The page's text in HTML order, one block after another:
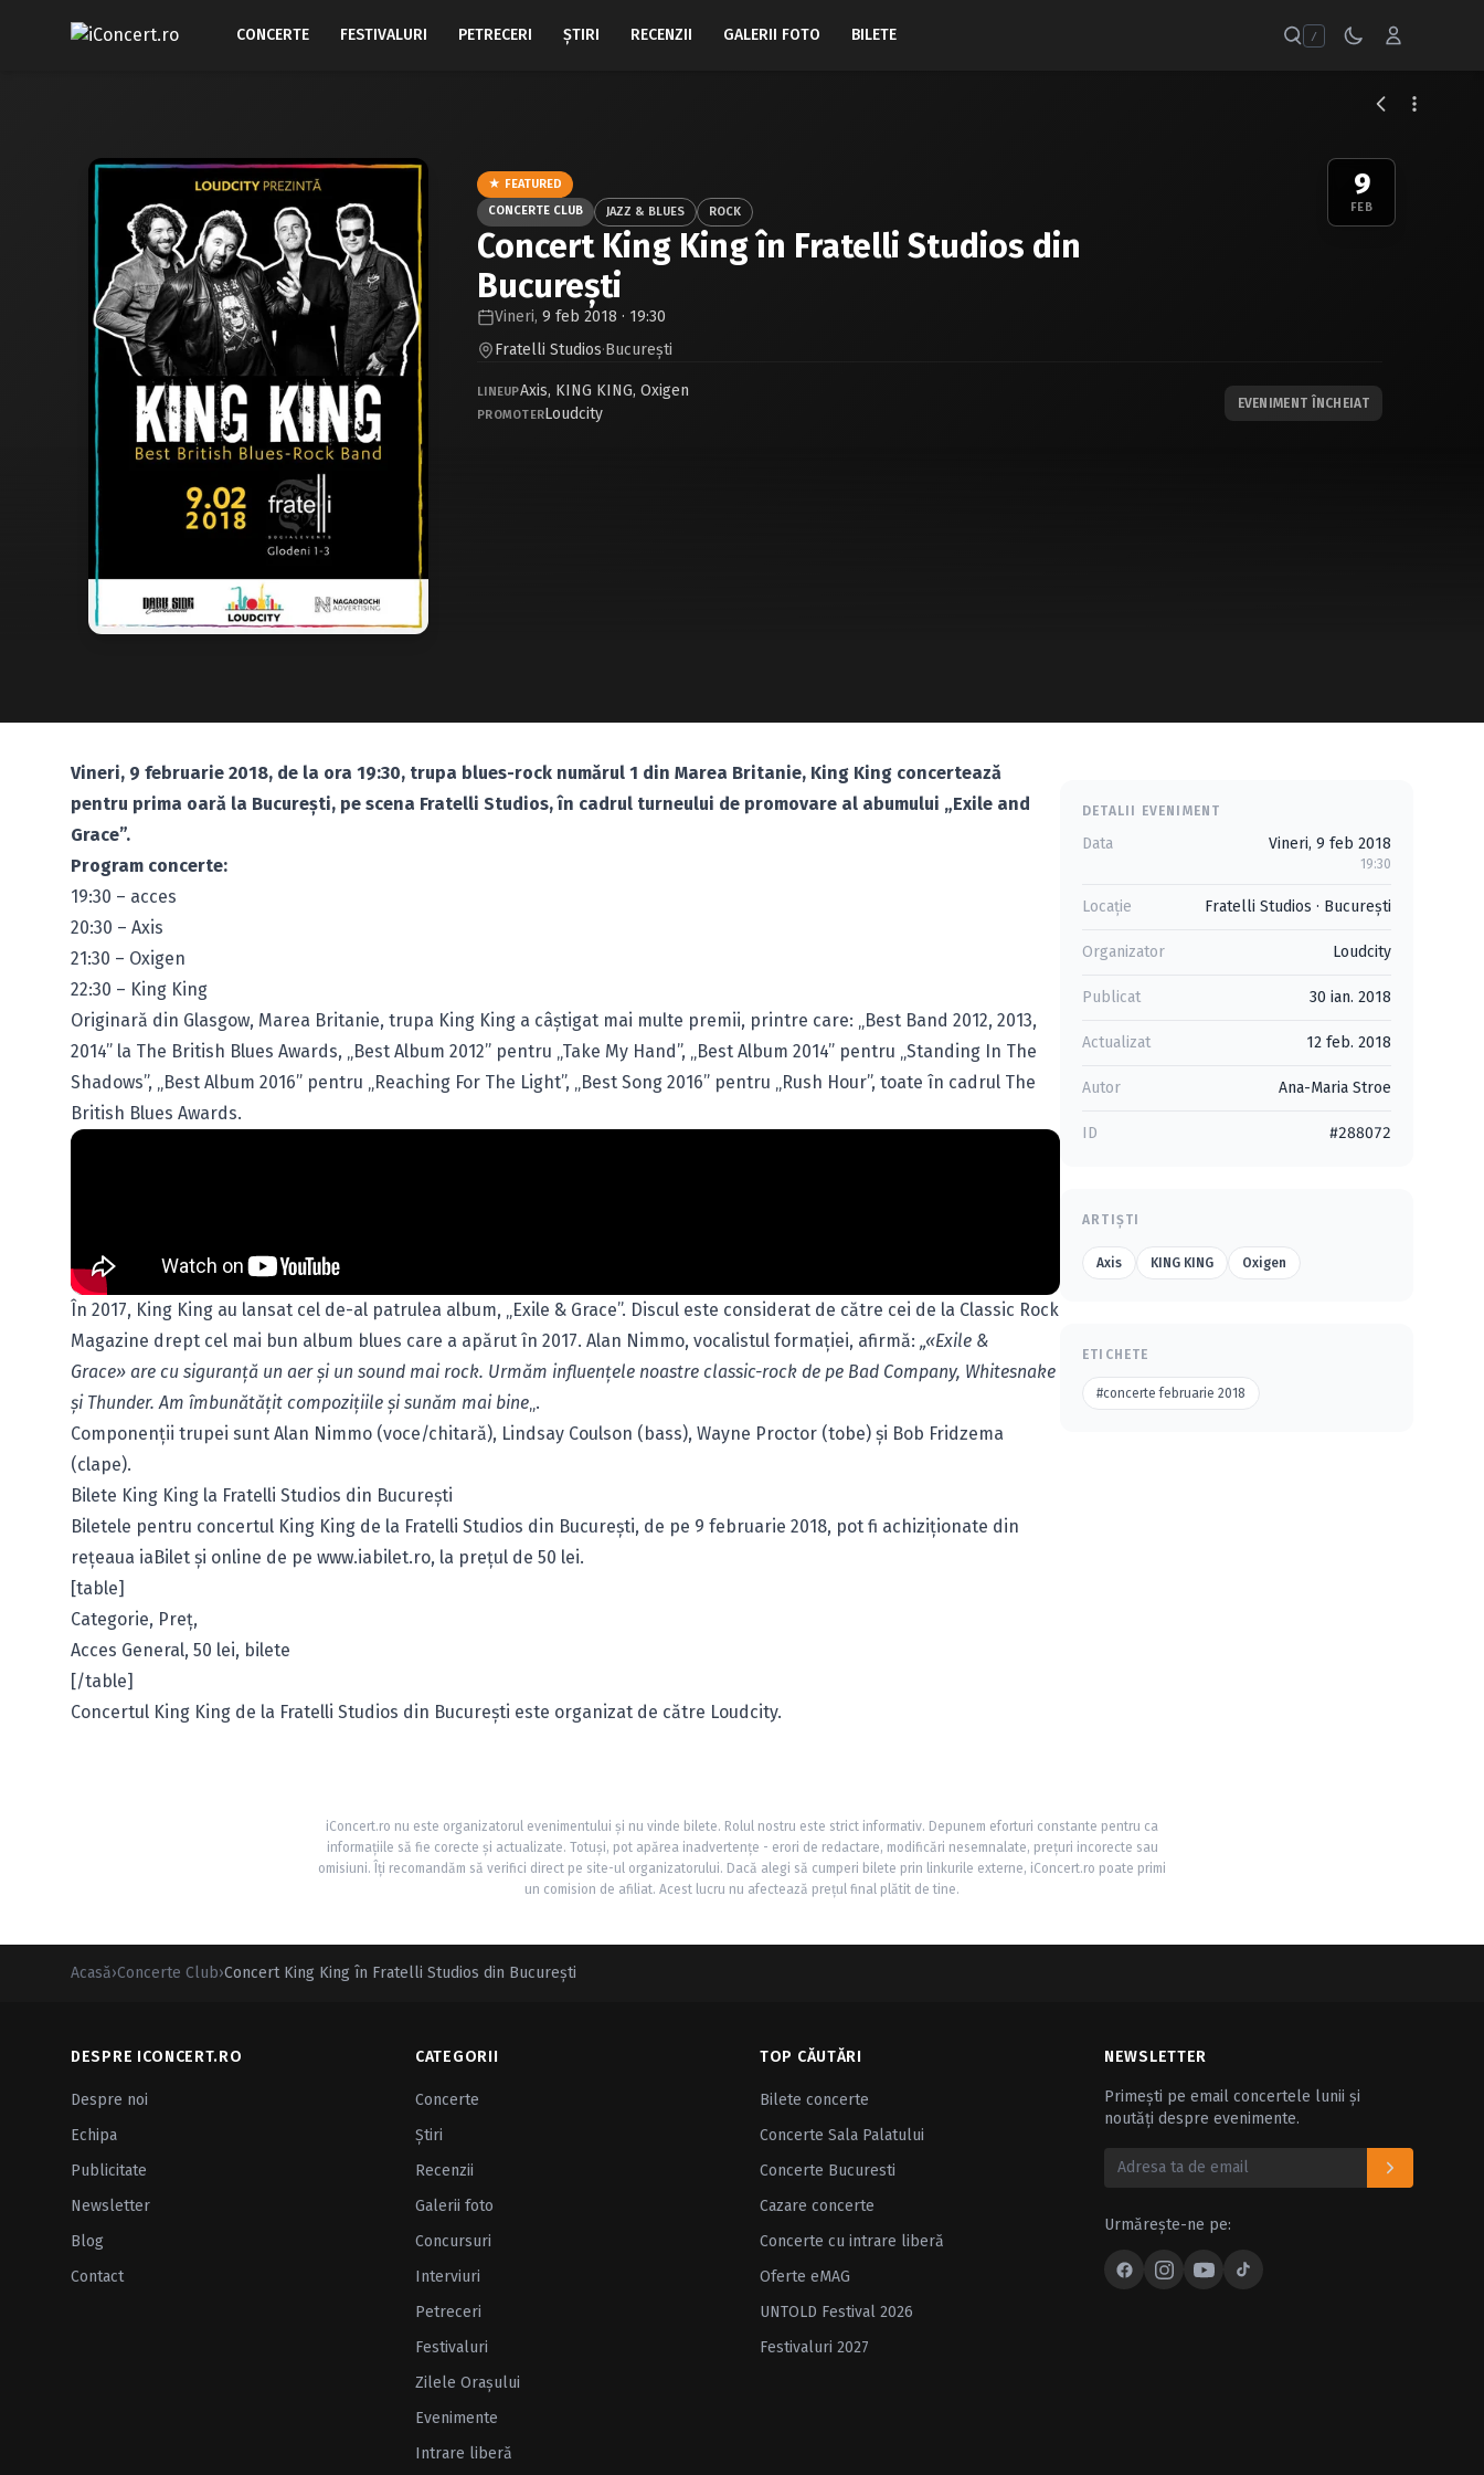
CONCERTE FESTIVALURI PETRECERI ŞTIRI RECENZII GALERII FOTO BILETE /
9
FEB
★ FEATURED
CONCERTE CLUB
JAZZ & BLUES ROCK
Concert King King în Fratelli Studios din
Bucureşti
Vineri, 9 feb 2018 · 19:30
Fratelli Studios·Bucureşti
LINEUPAxis, KING KING, Oxigen
PROMOTERLoudcity
EVENIMENT ÎNCHEIAT
Vineri, 9 februarie 2018, de la ora 19:30, trupa blues-rock numărul 1 din Marea Britanie, King King concertează
pentru prima oară la Bucureşti, pe scena Fratelli Studios, în cadrul turneului de promovare al abumului „Exile and
Grace”.
Program concerte:
19:30 – acces
20:30 – Axis
21:30 – Oxigen
22:30 – King King
Originară din Glasgow, Marea Britanie, trupa King King a câştigat mai multe premii, printre care: „Best Band 2012, 2013,
2014” la The British Blues Awards, „Best Album 2012” pentru „Take My Hand”, „Best Album 2014” pentru „Standing In The
Shadows”, „Best Album 2016” pentru „Reaching For The Light”, „Best Song 2016” pentru „Rush Hour”, toate în cadrul The
British Blues Awards.
În 2017, King King au lansat cel de-al patrulea album, „Exile & Grace”. Discul este considerat de către cei de la Classic Rock
Magazine drept cel mai bun album blues care a apărut în 2017. Alan Nimmo, vocalistul formaţiei, afirmă: „«Exile &
Grace» are cu siguranţă un aer şi un sound mai rock. Urmăm influenţele noastre classic-rock de pe Bad Company, Whitesnake
și Thunder. Am îmbunătăţit compoziţiile şi sunăm mai bine„.
Componenţii trupei sunt Alan Nimmo (voce/chitară), Lindsay Coulson (bass), Wayne Proctor (tobe) şi Bob Fridzema
(clape).
Bilete King King la Fratelli Studios din Bucureşti
Biletele pentru concertul King King de la Fratelli Studios din Bucureşti, de pe 9 februarie 2018, pot fi achiziţionate din
reţeaua iaBilet şi online de pe www.iabilet.ro, la preţul de 50 lei.
[table]
Categorie, Preţ,
Acces General, 50 lei, bilete
[/table]
Concertul King King de la Fratelli Studios din Bucureşti este organizat de către Loudcity.
DETALII EVENIMENT
Data Vineri, 9 feb 2018
19:30
Locație Fratelli Studios · Bucureşti
Organizator Loudcity
Publicat 30 ian. 2018
Actualizat 12 feb. 2018
Autor Ana-Maria Stroe
ID #288072
ARTIȘTI
Axis KING KING Oxigen
ETICHETE
#concerte februarie 2018
iConcert.ro nu este organizatorul evenimentului și nu vinde bilete. Rolul nostru este strict informativ. Depunem eforturi constante pentru ca
informațiile să fie corecte și actualizate. Totuși, pot apărea inadvertențe - erori de redactare, modificări nesemnalate, prețuri incorecte sau
omisiuni. Îți recomandăm să verifici direct pe site-ul organizatorului. Dacă alegi să cumperi bilete prin linkurile externe, iConcert.ro poate primi
un comision de afiliat. Acest lucru nu afectează prețul final plătit de tine.
Acasă›Concerte Club›Concert King King în Fratelli Studios din Bucureşti
DESPRE ICONCERT.RO
Despre noi
Echipa
Publicitate
Newsletter
Blog
Contact
CATEGORII
Concerte
Ştiri
Recenzii
Galerii foto
Concursuri
Interviuri
Petreceri
Festivaluri
Zilele Oraşului
Evenimente
Intrare liberă
TOP CĂUTĂRI
Bilete concerte
Concerte Sala Palatului
Concerte Bucuresti
Cazare concerte
Concerte cu intrare liberă
Oferte eMAG
UNTOLD Festival 2026
Festivaluri 2027
NEWSLETTER
Primești pe email concertele lunii și
noutăți despre evenimente.
Urmărește-ne pe: